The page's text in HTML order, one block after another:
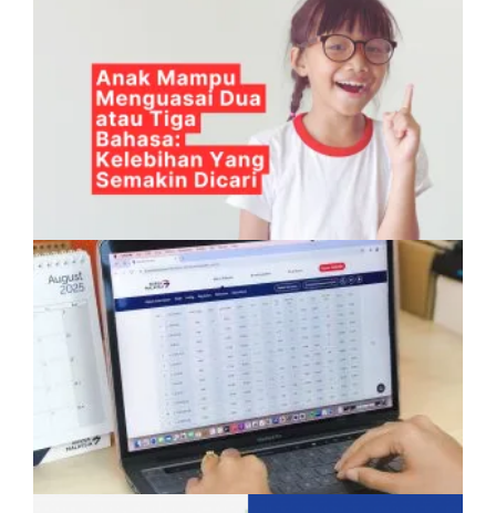
Anak Mampu Menguasai Dua atau Tiga
Bahasa: Kelebihan Yang Semakin Dicari